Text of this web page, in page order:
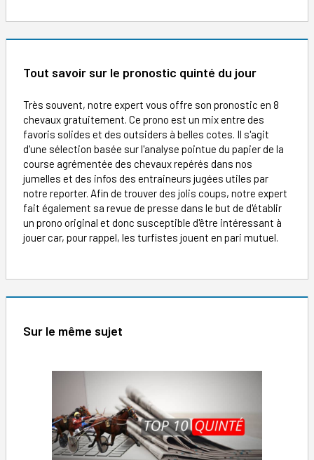
Tout savoir sur le pronostic quinté du jour
Très souvent, notre expert vous offre son pronostic en 8
chevaux gratuitement. Ce prono est un mix entre des
favoris solides et des outsiders à belles cotes. Il s'agit
d'une sélection basée sur l'analyse pointue du papier de la
course agrémentée des chevaux repérés dans nos
jumelles et des infos des entraineurs jugées utiles par
notre reporter. Afin de trouver des jolis coups, notre expert
fait également sa revue de presse dans le but de d'établir
un prono original et donc susceptible d'être intéressant à
jouer car, pour rappel, les turfistes jouent en pari mutuel.
Sur le même sujet